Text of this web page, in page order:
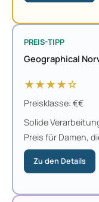
PREIS-TIPP
Geographical
★★★★☆
Preisklasse: €€
Solide
Preis für Damen,
Zu den Details